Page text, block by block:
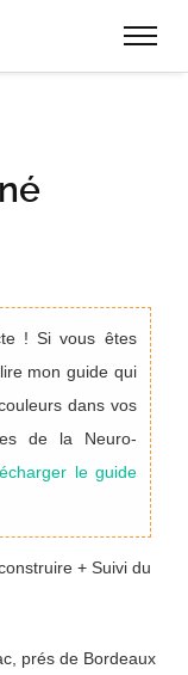
! Si vous êtes
mon guide qui
dans vos
de la Neuro-
le guide
+ Suivi du
prés de Bordeaux